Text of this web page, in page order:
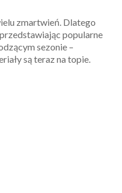
zmartwień. Dlatego
popularne
sezonie –
są teraz na topie.